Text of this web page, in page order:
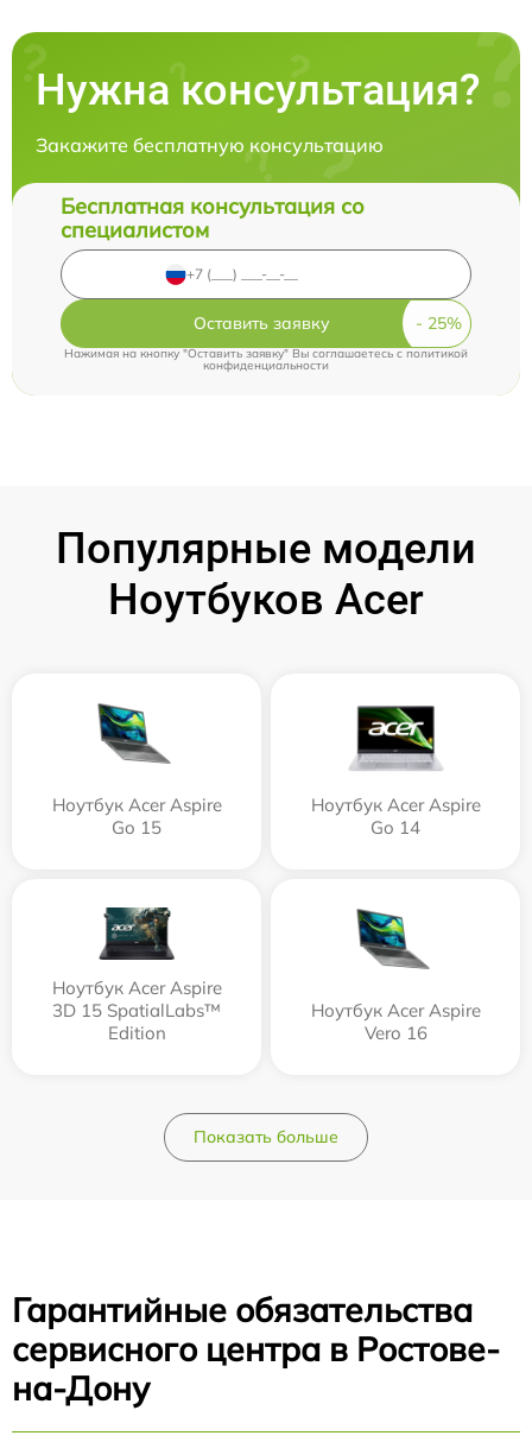
Нужна консультация?
Закажите бесплатную консультацию
Бесплатная консультация со
специалистом
Оставить заявку
Нажимая на кнопку "Оставить заявку" Вы соглашаетесь cполитикой
конфиденциальности
Популярные модели
Ноутбуков Acer
Ноутбук Acer Aspire
Go 15
Ноутбук Acer Aspire
Go 14
Ноутбук Acer Aspire
3D 15 SpatialLabs™
Edition
Ноутбук Acer Aspire
Vero 16
Показать больше
Гарантийные обязательства
сервисного центра в Ростове-
на-Дону